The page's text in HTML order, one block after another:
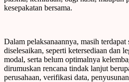
kesepakatan bersama.
Dalam pelaksanaannya, masih
diselesaikan, seperti ketersediaan dan
modal, serta belum optimalnya
dirumuskan rencana tindak lanjut
perusahaan, verifikasi data,